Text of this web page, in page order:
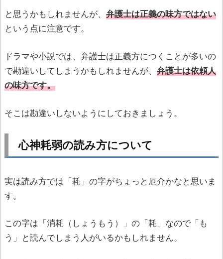
と思うかもしれませんが、 弁護士は正義の味方ではない
という点に注意です。
ドラマや小説では、弁護士は正義方につくことが多いの
で勘違いしてしまうかもしれませんが、 弁護士は依頼人
の味方です。
そこは勘違いしないようにしておきましょう。
心神耗弱の読み方について
実は読み方では「耗」の字がちょっと厄介かなと思いま
す。
この字は「消耗（しょうもう）」の「耗」なので「も
う」と読んでしまう人がいるかもしれません。